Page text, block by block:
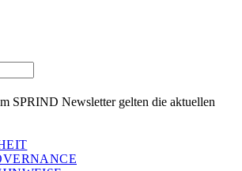
SPRIND Newsletter gelten die aktuellen